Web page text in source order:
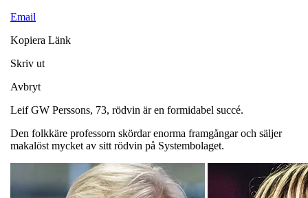
Email
Kopiera Länk
Skriv ut
Avbryt
Leif GW Perssons, 73, rödvin är en formidabel succé.
Den folkkäre professorn skördar enorma framgångar och säljer
makalöst mycket av sitt rödvin på Systembolaget.